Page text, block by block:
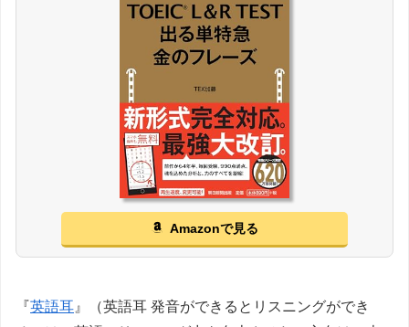
Amazonで見る
『英語耳 』（英語耳 発音ができるとリスニングができ